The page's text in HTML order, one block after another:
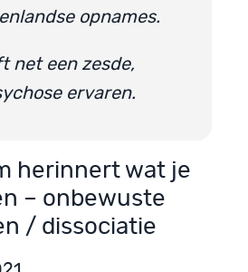
opnames.
net een zesde,
ervaren.
herinnert wat je
– onbewuste
/ dissociatie